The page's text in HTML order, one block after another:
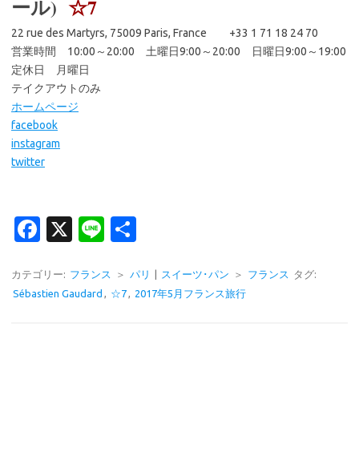
ール) ☆7
22 rue des Martyrs, 75009 Paris, France +33 1 71 18 24 70
営業時間 10:00～20:00 土曜日9:00～20:00 日曜日9:00～19:00
定休日 月曜日
テイクアウトのみ
ホームページ
facebook
instagram
twitter
Fa
e
b
X
Li
e
カテゴリー: フランス ＞ パリ スイーツ･パン ＞ フランス
タグ:
Sébastien Gaudard , ☆7, 2017年5月フランス旅行